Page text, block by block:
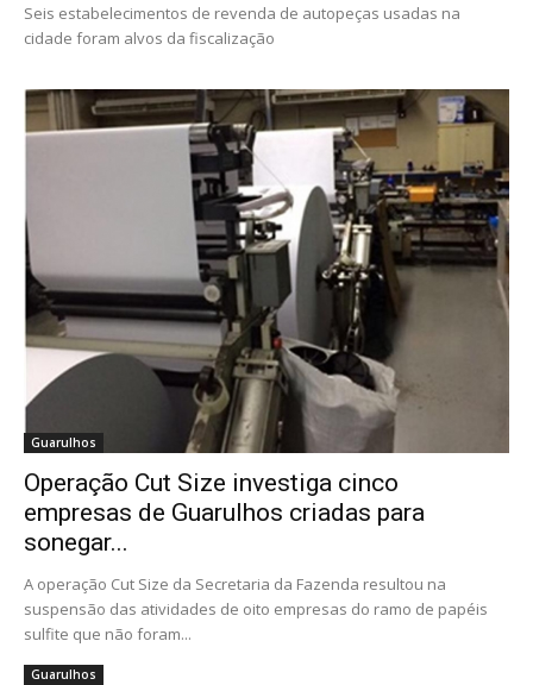
Seis estabelecimentos de revenda de autopeças usadas na
cidade foram alvos da fiscalização
Guarulhos
Operação Cut Size investiga cinco
empresas de Guarulhos criadas para
sonegar...
A operação Cut Size da Secretaria da Fazenda resultou na
suspensão das atividades de oito empresas do ramo de papéis
sulfite que não foram...
Guarulhos